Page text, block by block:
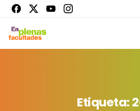
Etiqueta: